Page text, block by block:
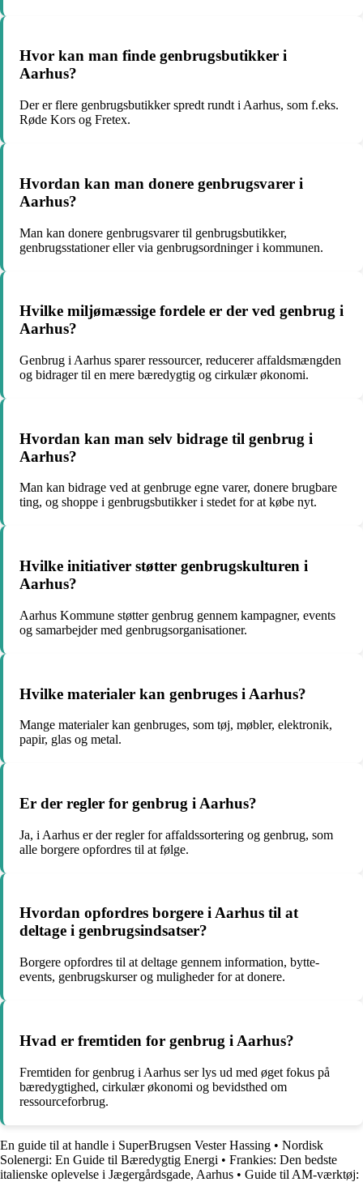
Hvor kan man finde genbrugsbutikker i
Aarhus?
Der er flere genbrugsbutikker spredt rundt i Aarhus, som f.eks.
Røde Kors og Fretex.
Hvordan kan man donere genbrugsvarer i
Aarhus?
Man kan donere genbrugsvarer til genbrugsbutikker,
genbrugsstationer eller via genbrugsordninger i kommunen.
Hvilke miljømæssige fordele er der ved genbrug i
Aarhus?
Genbrug i Aarhus sparer ressourcer, reducerer affaldsmængden
og bidrager til en mere bæredygtig og cirkulær økonomi.
Hvordan kan man selv bidrage til genbrug i
Aarhus?
Man kan bidrage ved at genbruge egne varer, donere brugbare
ting, og shoppe i genbrugsbutikker i stedet for at købe nyt.
Hvilke initiativer støtter genbrugskulturen i
Aarhus?
Aarhus Kommune støtter genbrug gennem kampagner, events
og samarbejder med genbrugsorganisationer.
Hvilke materialer kan genbruges i Aarhus?
Mange materialer kan genbruges, som tøj, møbler, elektronik,
papir, glas og metal.
Er der regler for genbrug i Aarhus?
Ja, i Aarhus er der regler for affaldssortering og genbrug, som
alle borgere opfordres til at følge.
Hvordan opfordres borgere i Aarhus til at
deltage i genbrugsindsatser?
Borgere opfordres til at deltage gennem information, bytte-
events, genbrugskurser og muligheder for at donere.
Hvad er fremtiden for genbrug i Aarhus?
Fremtiden for genbrug i Aarhus ser lys ud med øget fokus på
bæredygtighed, cirkulær økonomi og bevidsthed om
ressourceforbrug.
En guide til at handle i SuperBrugsen Vester Hassing • Nordisk
Solenergi: En Guide til Bæredygtig Energi • Frankies: Den bedste
italienske oplevelse i Jægergårdsgade, Aarhus • Guide til AM-værktøj: